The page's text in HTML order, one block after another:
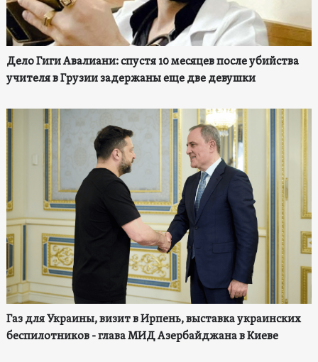
Дело Гиги Авалиани: спустя 10 месяцев после убийства
учителя в Грузии задержаны еще две девушки
Газ для Украины, визит в Ирпень, выставка украинских
беспилотников - глава МИД Азербайджана в Киеве